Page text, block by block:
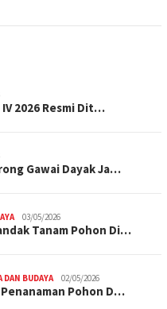
2026 Resmi Dit…
Gawai Dayak Ja…
03/05/2026
Tanam Pohon Di…
DAN BUDAYA 02/05/2026
Pohon D…